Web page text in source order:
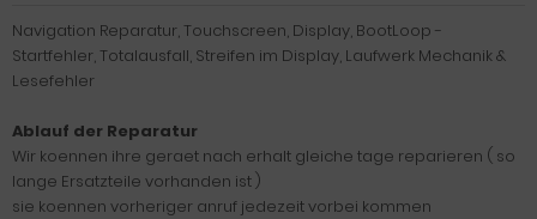
Navigation Reparatur, Touchscreen, Display, BootLoop -
Startfehler, Totalausfall, Streifen im Display, Laufwerk Mechanik &
Lesefehler
Ablauf der Reparatur
Wir koennen ihre geraet nach erhalt gleiche tage reparieren ( so
lange Ersatzteile vorhanden ist )
sie koennen vorheriger anruf jedezeit vorbei kommen